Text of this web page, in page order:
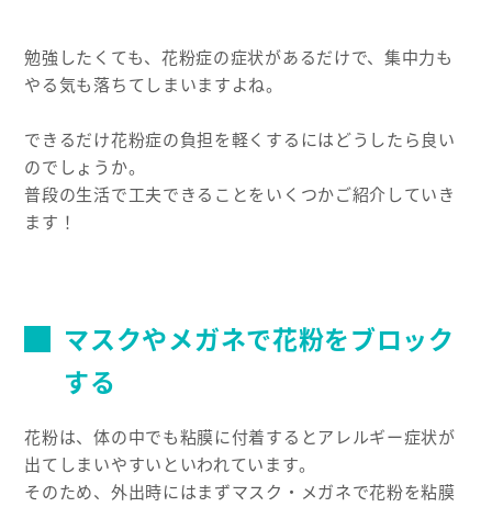
勉強したくても、花粉症の症状があるだけで、集中力も
やる気も落ちてしまいますよね。
できるだけ花粉症の負担を軽くするにはどうしたら良い
のでしょうか。
普段の生活で工夫できることをいくつかご紹介していき
ます！
マスクやメガネで花粉をブロック
する
花粉は、体の中でも粘膜に付着するとアレルギー症状が
出てしまいやすいといわれています。
そのため、外出時にはまずマスク・メガネで花粉を粘膜